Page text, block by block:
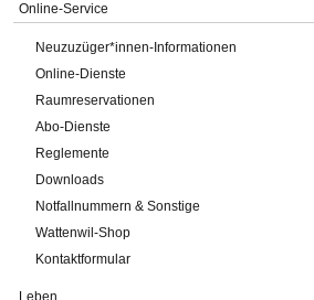
Online-Service
Neuzuzüger*innen-Informationen
Online-Dienste
Raumreservationen
Abo-Dienste
Reglemente
Downloads
Notfallnummern & Sonstige
Wattenwil-Shop
Kontaktformular
Leben